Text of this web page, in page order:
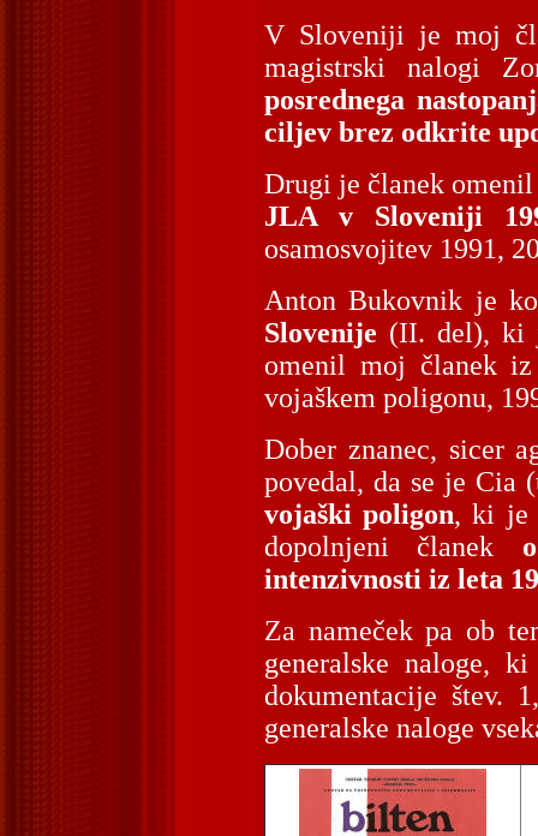
V Sloveniji je moj
magistrski nalogi
posrednega
ciljev brez odkrite
Drugi je članek
JLA v Sloveniji
osamosvojitev 1991,
Anton Bukovnik je
Slovenije (II. del), ki
omenil moj članek
vojaškem poligonu,
Dober znanec, sicer
povedal, da se je
vojaški poligon, ki je
dopolnjeni članek
intenzivnosti iz leta
Za nameček pa ob
generalske naloge,
dokumentacije štev.
generalske naloge